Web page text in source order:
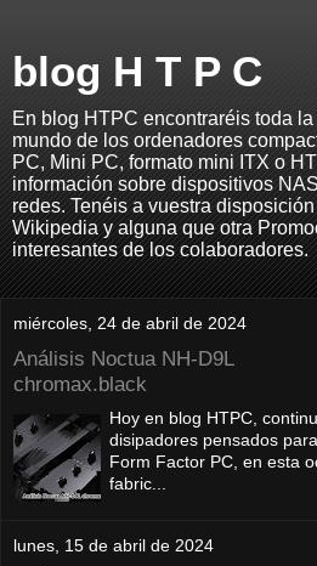
blog H T P C
En blog HTPC encontraréis toda
mundo de los ordenadores
PC, Mini PC, formato mini ITX o
información sobre dispositivos
redes. Tenéis a vuestra
Wikipedia y alguna que otra
interesantes de los colaboradores.
miércoles, 24 de abril de 2024
Análisis Noctua NH-D9L
chromax.black
Hoy en blog HTPC,
disipadores pensados
Form Factor PC, en esta
fabric...
lunes, 15 de abril de 2024